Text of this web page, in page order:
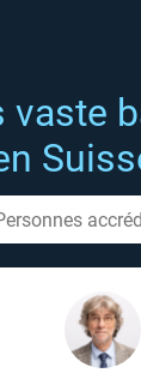
vaste